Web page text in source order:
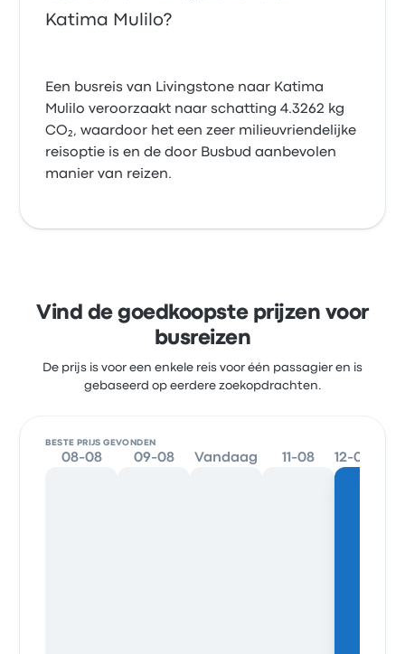
Katima Mulilo?
Een busreis van Livingstone naar Katima
Mulilo veroorzaakt naar schatting 4.3262 kg
CO₂, waardoor het een zeer milieuvriendelijke
reisoptie is en de door Busbud aanbevolen
manier van reizen.
Vind de goedkoopste prijzen voor
busreizen
De prijs is voor een enkele reis voor één passagier en is
gebaseerd op eerdere zoekopdrachten.
BESTE PRIJS GEVONDEN
08-08 09-08 Vandaag 11-08 12-08